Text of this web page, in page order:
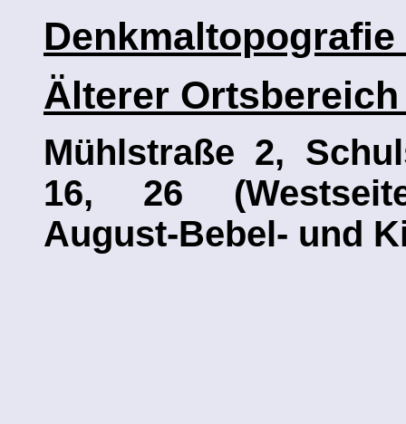
Älterer
Mühlstraße 2,
16, 26
August-Bebel- und